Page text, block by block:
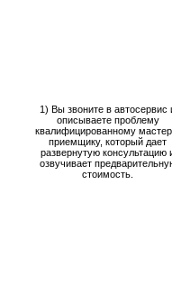
1) Вы звоните в автосервис
описываете проблему
квалифицированному
приемщику, который дает
развернутую консультацию
озвучивает
стоимость.